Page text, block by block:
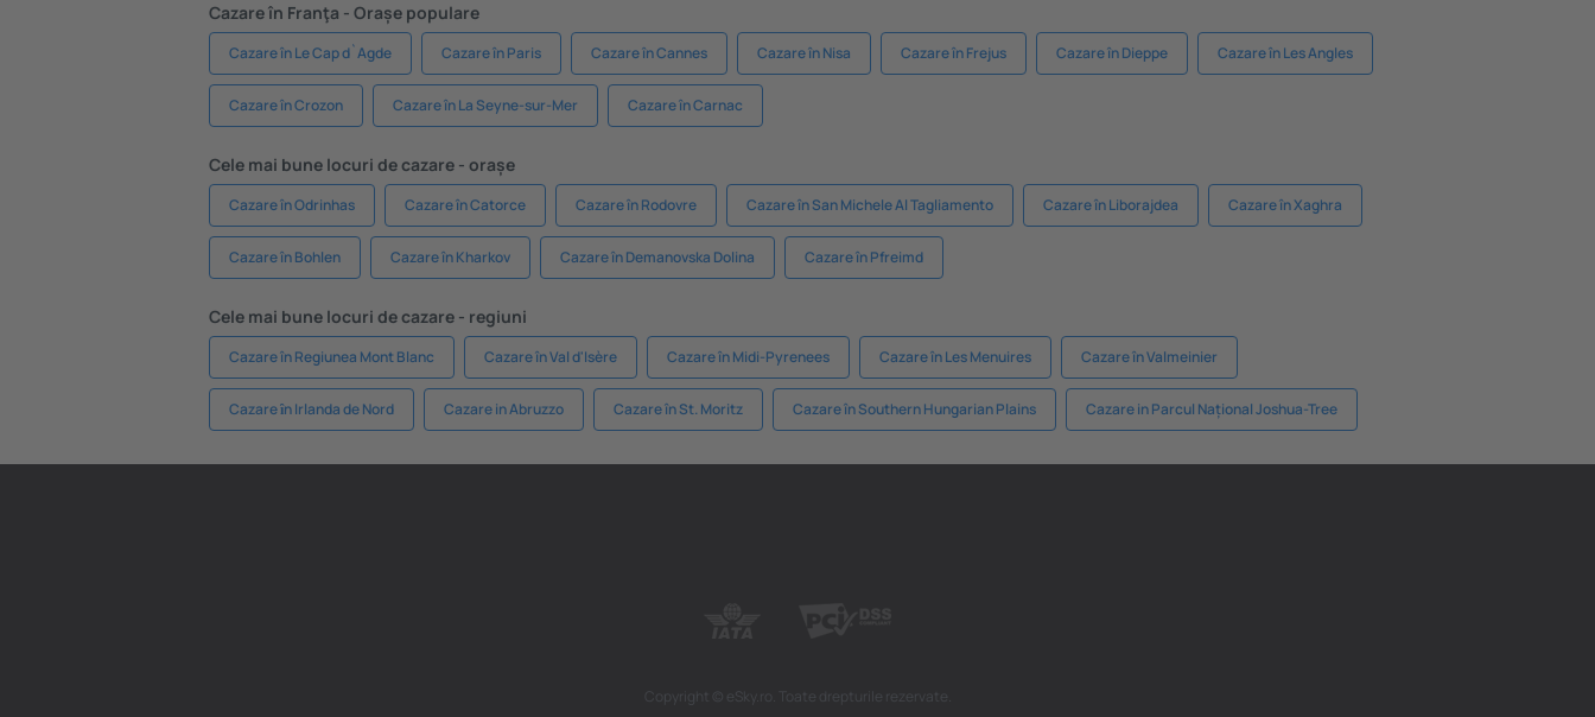
Cazare în Franţa - Orașe populare
Cazare în Le Cap d`Agde Cazare în Paris Cazare în Cannes Cazare în Nisa Cazare în Frejus Cazare în Dieppe Cazare în Les Angles
Cazare în Crozon Cazare în La Seyne-sur-Mer Cazare în Carnac
Cele mai bune locuri de cazare - orașe
Cazare în Odrinhas Cazare în Catorce Cazare în Rodovre Cazare în San Michele Al Tagliamento Cazare în Liborajdea Cazare în Xaghra
Cazare în Bohlen Cazare în Kharkov Cazare în Demanovska Dolina Cazare în Pfreimd
Cele mai bune locuri de cazare - regiuni
Cazare în Regiunea Mont Blanc Cazare în Val d'Isère Cazare în Midi-Pyrenees Cazare în Les Menuires Cazare în Valmeinier
Cazare ȋn Irlanda de Nord Cazare in Abruzzo Cazare în St. Moritz Cazare în Southern Hungarian Plains Cazare in Parcul Național Joshua-Tree
Copyright © eSky.ro. Toate drepturile rezervate.